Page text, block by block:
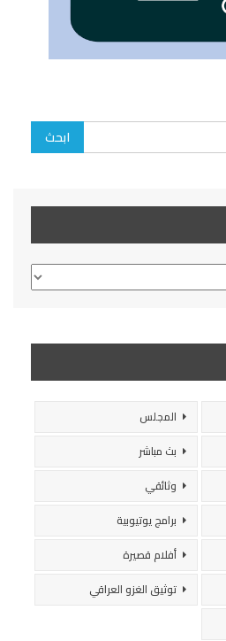
المجلس
بث مباشر
وثائقي
برامج يوتيوبية
أفلام قصيرة
توثيق الغزو العراقي